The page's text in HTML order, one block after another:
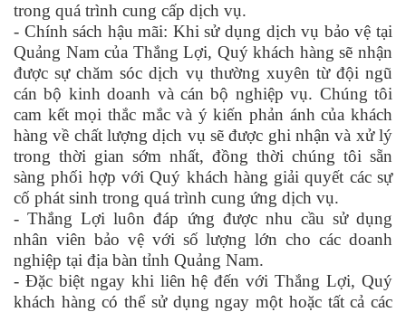
trong quá trình cung cấp dịch vụ.
- Chính sách hậu mãi: Khi sử dụng dịch vụ bảo vệ tại
Quảng Nam của Thắng Lợi, Quý khách hàng sẽ nhận
được sự chăm sóc dịch vụ thường xuyên từ đội ngũ
cán bộ kinh doanh và cán bộ nghiệp vụ. Chúng tôi
cam kết mọi thắc mắc và ý kiến phản ánh của khách
hàng về chất lượng dịch vụ sẽ được ghi nhận và xử lý
trong thời gian sớm nhất, đồng thời chúng tôi sẵn
sàng phối hợp với Quý khách hàng giải quyết các sự
cố phát sinh trong quá trình cung ứng dịch vụ.
- Thắng Lợi luôn đáp ứng được nhu cầu sử dụng
nhân viên bảo vệ với số lượng lớn cho các doanh
nghiệp tại địa bàn tỉnh Quảng Nam.
- Đặc biệt ngay khi liên hệ đến với Thắng Lợi, Quý
khách hàng có thể sử dụng ngay một hoặc tất cả các